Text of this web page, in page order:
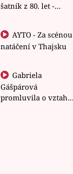
šatník z 80. let -
natáčení v Thajsku
Gabriela
Gášpárová
promluvila o vztahu